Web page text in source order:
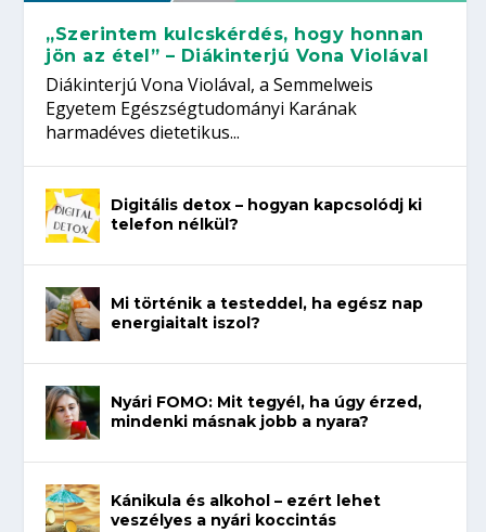
„Szerintem kulcskérdés, hogy honnan
jön az étel” – Diákinterjú Vona Violával
Diákinterjú Vona Violával, a Semmelweis
Egyetem Egészségtudományi Karának
harmadéves dietetikus...
Digitális detox – hogyan kapcsolódj ki
telefon nélkül?
Mi történik a testeddel, ha egész nap
energiaitalt iszol?
Nyári FOMO: Mit tegyél, ha úgy érzed,
mindenki másnak jobb a nyara?
Kánikula és alkohol – ezért lehet
veszélyes a nyári koccintás